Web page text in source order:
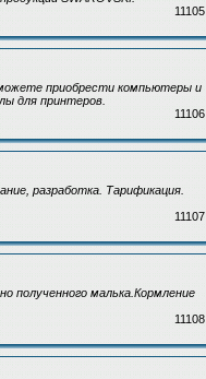
11105
приобрести компьютеры и
для принтеров.
11106
разработка. Тарификация.
11107
полученного малька.Кормление
11108